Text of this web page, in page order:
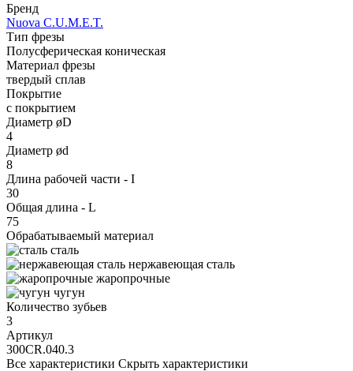
Бренд
Nuova C.U.M.E.T.
Тип фрезы
Полусферическая коническая
Материал фрезы
твердый сплав
Покрытие
с покрытием
Диаметр øD
4
Диаметр ød
8
Длина рабочей части - I
30
Общая длина - L
75
Обрабатываемый материал
сталь
нержавеющая сталь
жаропрочные
чугун
Количество зубьев
3
Артикул
300CR.040.3
Все характеристики Скрыть характеристики